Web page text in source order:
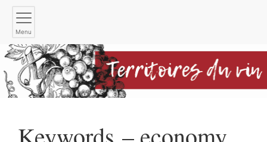
Menu
Keywords – economy